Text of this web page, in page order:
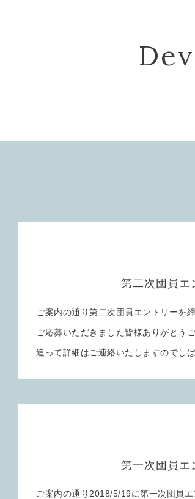
第二次団員エ
ご案内の通り第二次団員エントリーを締
ご応募いただきました皆様ありがとうご
追って詳細はご連絡いたしますのでし
第一次団員エ
ご案内の通り2018/5/19に第一次団員エ